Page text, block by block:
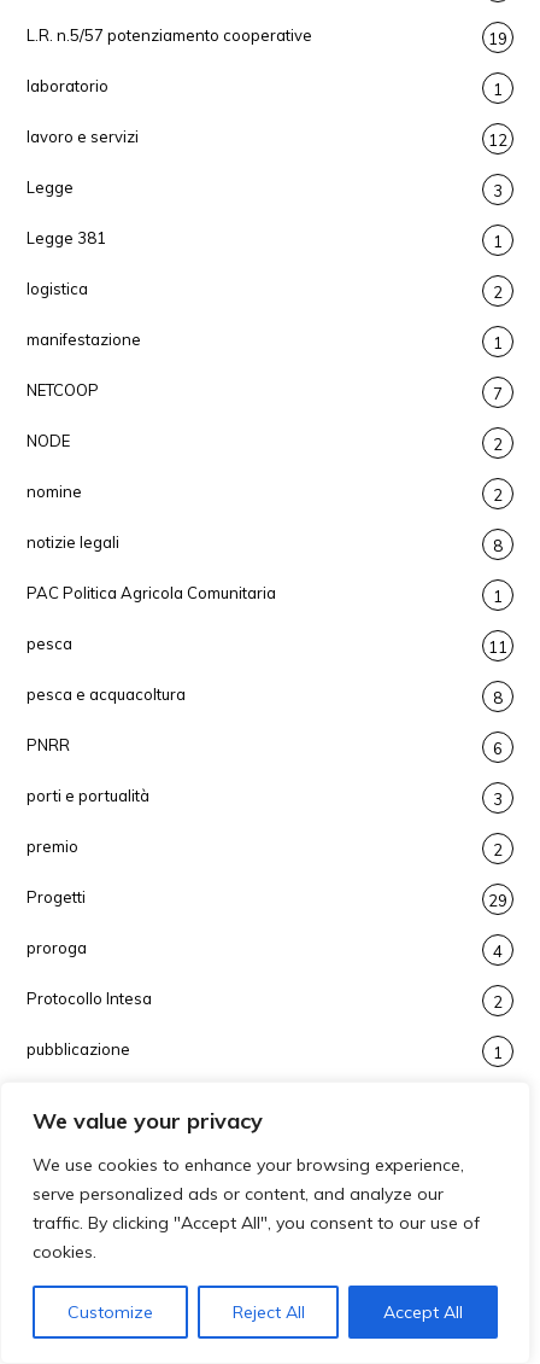
We value your privacy
We use cookies to enhance your browsing experience,
serve personalized ads or content, and analyze our
traffic. By clicking "Accept All", you consent to our use of
cookies.
Customize Reject All Accept All
L.R. n.5/57 potenziamento cooperative 19
laboratorio 1
lavoro e servizi 12
Legge 3
Legge 381 1
logistica 2
manifestazione 1
NETCOOP 7
NODE 2
nomine 2
notizie legali 8
PAC Politica Agricola Comunitaria 1
pesca 11
pesca e acquacoltura 8
PNRR 6
porti e portualità 3
premio 2
Progetti 29
proroga 4
Protocollo Intesa 2
pubblicazione 1
requisiti strutture sociali
rettifica
revisione cooperativa